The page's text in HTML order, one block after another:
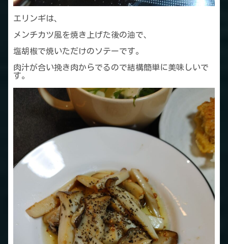
エリンギは、
メンチカツ風を焼き上げた後の油で、
塩胡椒で焼いただけのソテーです。
肉汁が合い挽き肉からでるので結構簡単に美味しいで
す。